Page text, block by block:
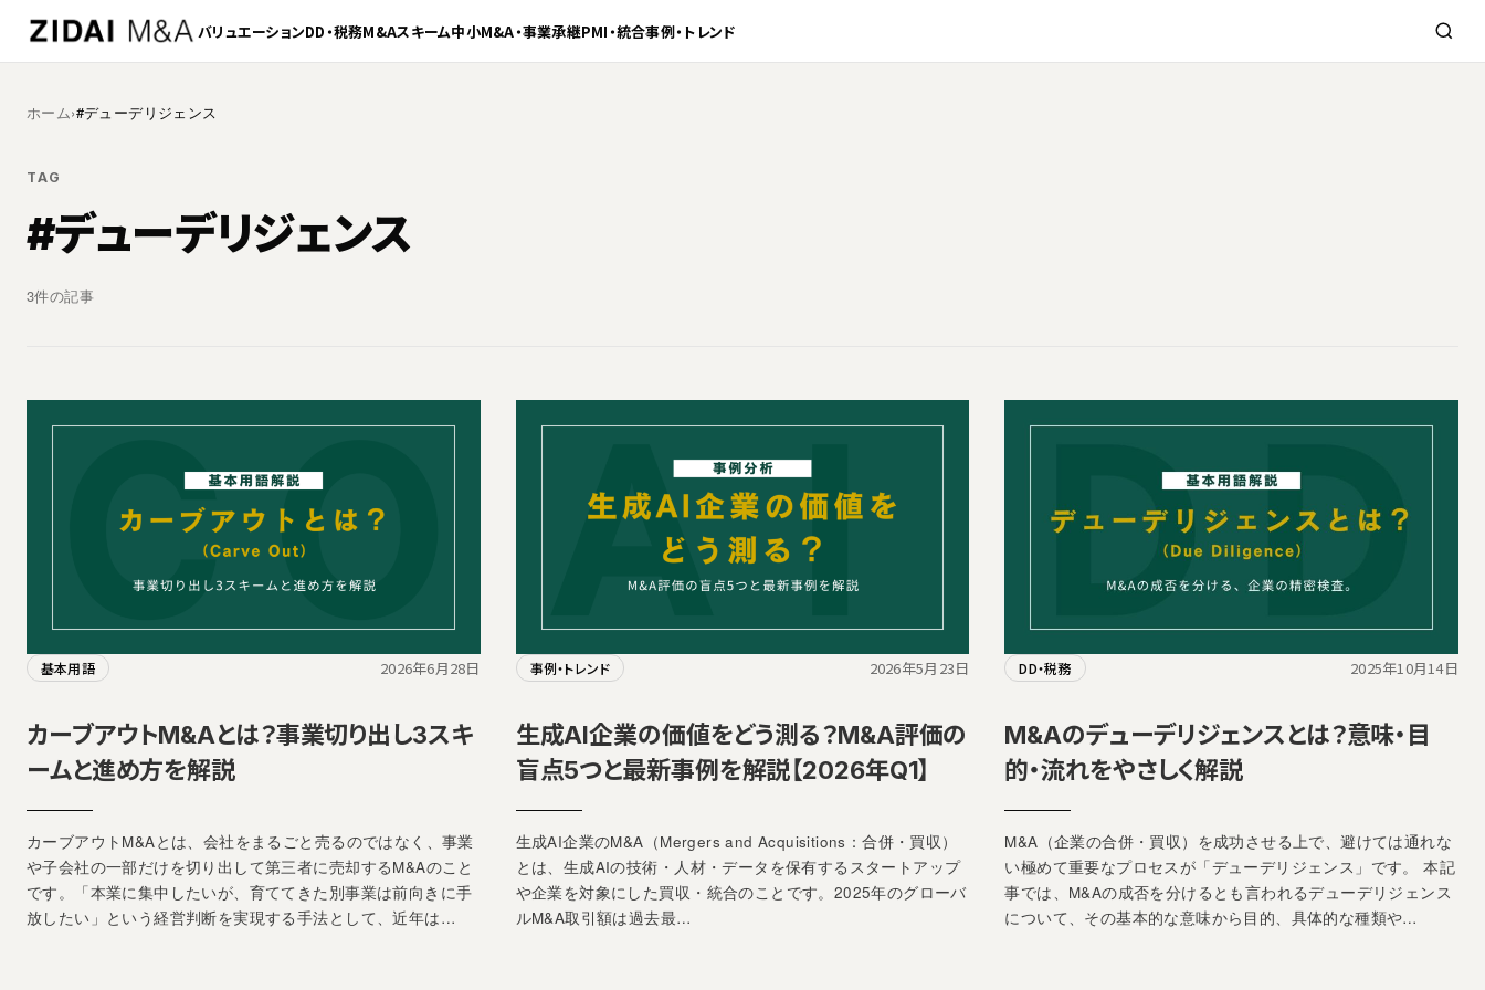
バリュエーションDD・税務M&Aスキーム中小M&A・事業承継PMI・統合事例・トレンド
ホーム›#デューデリジェンス
TAG
#デューデリジェンス
3件の記事
基本用語 2026年6月28日
カーブアウトM&Aとは？事業切り出し3スキ
ームと進め方を解説
カーブアウトM&Aとは、会社をまるごと売るのではなく、事業
や子会社の一部だけを切り出して第三者に売却するM&Aのこと
です。「本業に集中したいが、育ててきた別事業は前向きに手
放したい」という経営判断を実現する手法として、近年は…
事例・トレンド 2026年5月23日
生成AI企業の価値をどう測る？M&A評価の
盲点5つと最新事例を解説【2026年Q1】
生成AI企業のM&A（Mergers and Acquisitions：合併・買収）
とは、生成AIの技術・人材・データを保有するスタートアップ
や企業を対象にした買収・統合のことです。2025年のグローバ
ルM&A取引額は過去最…
DD・税務 2025年10月14日
M&Aのデューデリジェンスとは？意味・目
的・流れをやさしく解説
M&A（企業の合併・買収）を成功させる上で、避けては通れな
い極めて重要なプロセスが「デューデリジェンス」です。 本記
事では、M&Aの成否を分けるとも言われるデューデリジェンス
について、その基本的な意味から目的、具体的な種類や…